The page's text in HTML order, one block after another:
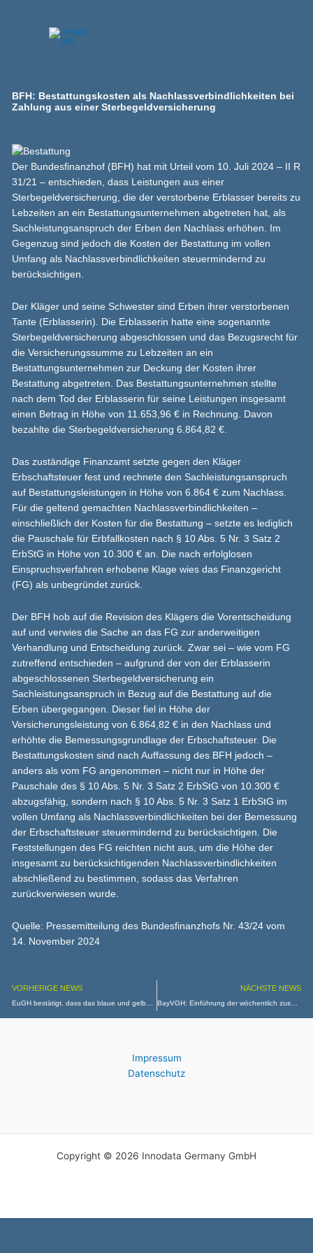
BFH: Bestattungskosten als Nachlassverbindlichkeiten bei
Zahlung aus einer Sterbegeldversicherung
Der Bundesfinanzhof (BFH) hat mit Urteil vom 10. Juli 2024 – II R
31/21 – entschieden, dass Leistungen aus einer
Sterbegeldversicherung, die der verstorbene Erblasser bereits zu
Lebzeiten an ein Bestattungsunternehmen abgetreten hat, als
Sachleistungsanspruch der Erben den Nachlass erhöhen. Im
Gegenzug sind jedoch die Kosten der Bestattung im vollen
Umfang als Nachlassverbindlichkeiten steuermindernd zu
berücksichtigen.
Der Kläger und seine Schwester sind Erben ihrer verstorbenen
Tante (Erblasserin). Die Erblasserin hatte eine sogenannte
Sterbegeldversicherung abgeschlossen und das Bezugsrecht für
die Versicherungssumme zu Lebzeiten an ein
Bestattungsunternehmen zur Deckung der Kosten ihrer
Bestattung abgetreten. Das Bestattungsunternehmen stellte
nach dem Tod der Erblasserin für seine Leistungen insgesamt
einen Betrag in Höhe von 11.653,96 € in Rechnung. Davon
bezahlte die Sterbegeldversicherung 6.864,82 €.
Das zuständige Finanzamt setzte gegen den Kläger
Erbschaftsteuer fest und rechnete den Sachleistungsanspruch
auf Bestattungsleistungen in Höhe von 6.864 € zum Nachlass.
Für die geltend gemachten Nachlassverbindlichkeiten –
einschließlich der Kosten für die Bestattung – setzte es lediglich
die Pauschale für Erbfallkosten nach § 10 Abs. 5 Nr. 3 Satz 2
ErbStG in Höhe von 10.300 € an. Die nach erfolglosen
Einspruchsverfahren erhobene Klage wies das Finanzgericht
(FG) als unbegründet zurück.
Der BFH hob auf die Revision des Klägers die Vorentscheidung
auf und verwies die Sache an das FG zur anderweitigen
Verhandlung und Entscheidung zurück. Zwar sei – wie vom FG
zutreffend entschieden – aufgrund der von der Erblasserin
abgeschlossenen Sterbegeldversicherung ein
Sachleistungsanspruch in Bezug auf die Bestattung auf die
Erben übergegangen. Dieser fiel in Höhe der
Versicherungsleistung von 6.864,82 € in den Nachlass und
erhöhte die Bemessungsgrundlage der Erbschaftsteuer. Die
Bestattungskosten sind nach Auffassung des BFH jedoch –
anders als vom FG angenommen – nicht nur in Höhe der
Pauschale des § 10 Abs. 5 Nr. 3 Satz 2 ErbStG von 10.300 €
abzugsfähig, sondern nach § 10 Abs. 5 Nr. 3 Satz 1 ErbStG im
vollen Umfang als Nachlassverbindlichkeiten bei der Bemessung
der Erbschaftsteuer steuermindernd zu berücksichtigen. Die
Feststellungen des FG reichten nicht aus, um die Höhe der
insgesamt zu berücksichtigenden Nachlassverbindlichkeiten
abschließend zu bestimmen, sodass das Verfahren
zurückverwiesen wurde.
Quelle: Pressemitteilung des Bundesfinanzhofs Nr. 43/24 vom
14. November 2024
VORHERIGE NEWS NÄCHSTE NEWS
BayVGH: Einführung der wöchentlich zusätzlichen Unterrichtsstunde für bayerische Grundschullehrkräfte ist unwirksam
Impressum
Datenschutz
Copyright © 2026 Innodata Germany GmbH